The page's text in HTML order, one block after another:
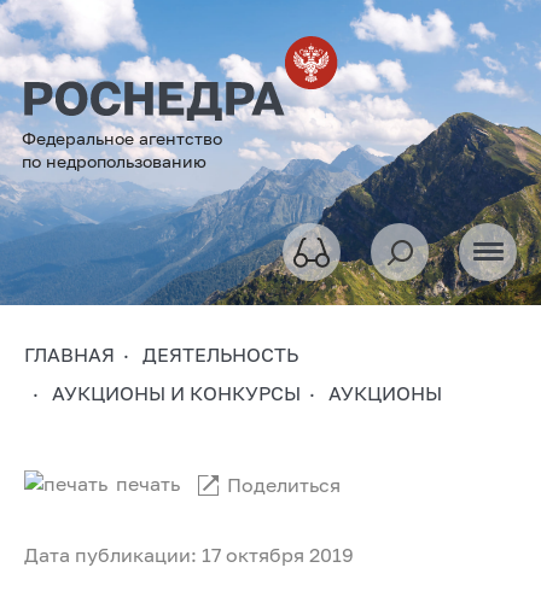
Федеральное агентство
по недропользованию
ГЛАВНАЯ
ДЕЯТЕЛЬНОСТЬ
АУКЦИОНЫ И КОНКУРСЫ
АУКЦИОНЫ
Дата публикации: 17 октября 2019
печать Поделиться